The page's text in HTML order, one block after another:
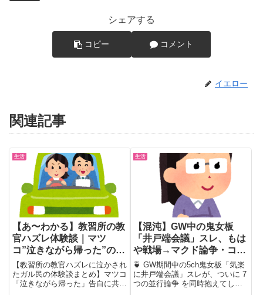
シェアする
コピー コメント
イエロー
関連記事
生活
【あ〜わかる】教習所の教
官ハズレ体験談｜マツ
コ”泣きながら帰った”の真
相とガル民の修羅場
【教習所の教官ハズレに泣かされ
たガル民の体験談まとめ】マツコ
「泣きながら帰った」告白に共感
生活
【混沌】GW中の鬼女板
「井戸端会議」スレ、もは
や戦場→マクド論争・コピ
ペ認定婆・自演BeReal・
夜中シャワー論争で大荒れ
ｗｗｗ
🍵 GW期間中の5ch鬼女板「気楽
に井戸端会議」スレが、ついに 7
つの並行論争 を同時抱えてしま